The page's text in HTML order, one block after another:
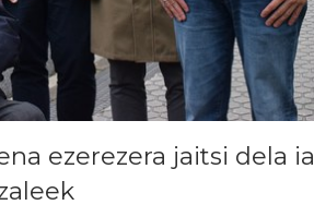
ezerezera jaitsi dela ia